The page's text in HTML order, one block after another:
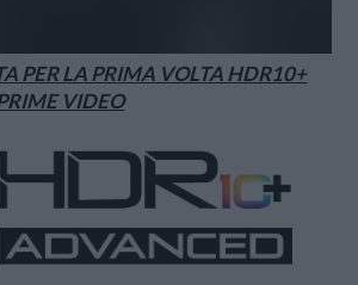
PER LA PRIMA VOLTA HDR10+
VIDEO